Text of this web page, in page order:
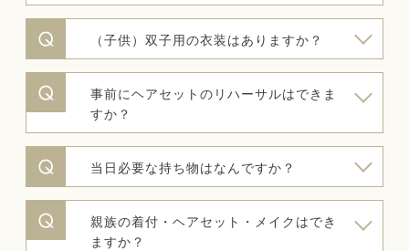
（子供）双子用の衣装はありますか？
事前にヘアセットのリハーサルはできま
すか？
当日必要な持ち物はなんですか？
親族の着付・ヘアセット・メイクはでき
ますか？